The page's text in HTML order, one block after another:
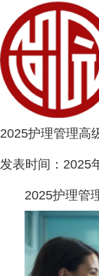
2025护理管理高
发表时间： 2025
2025护理管